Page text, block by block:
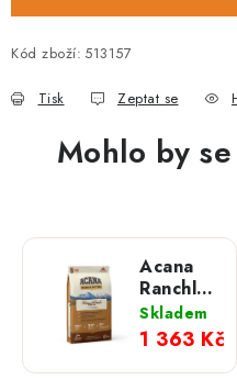
Kód zboží: 513157
Tisk Zeptat se
Mohlo by
Acana
Ranchlands;
6 kg
Skladem
1 363 Kč